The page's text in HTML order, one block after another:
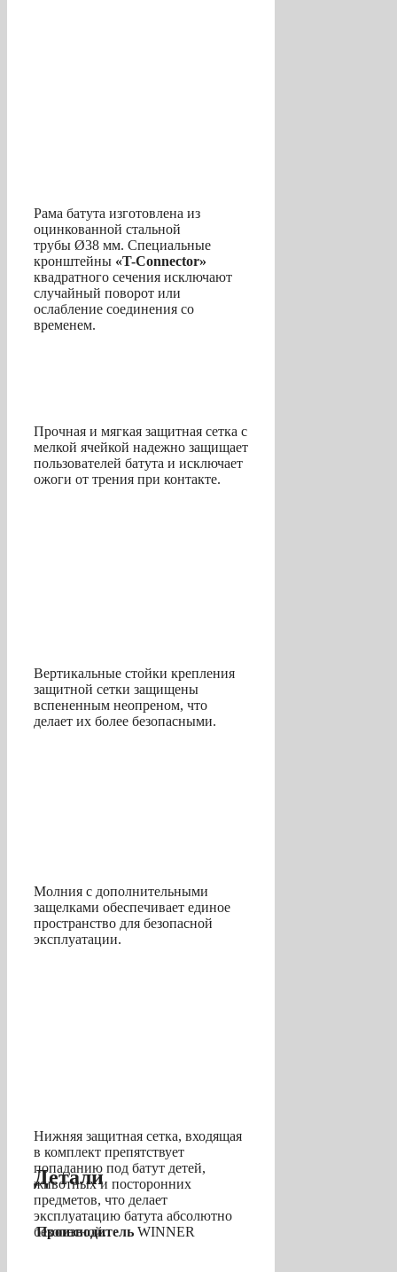
Рама батута изготовлена из
оцинкованной стальной
трубы Ø38 мм. Специальные
кронштейны «T-Connector»
квадратного сечения исключают
случайный поворот или
ослабление соединения со
временем.
Прочная и мягкая защитная сетка с
мелкой ячейкой надежно защищает
пользователей батута и исключает
ожоги от трения при контакте.
Вертикальные стойки крепления
защитной сетки защищены
вспененным неопреном, что
делает их более безопасными.
Молния с дополнительными
защелками обеспечивает единое
пространство для безопасной
эксплуатации.
Нижняя защитная сетка, входящая
в комплект препятствует
попаданию под батут детей,
животных и посторонних
предметов, что делает
эксплуатацию батута абсолютно
безопасной.
Детали
Производитель WINNER